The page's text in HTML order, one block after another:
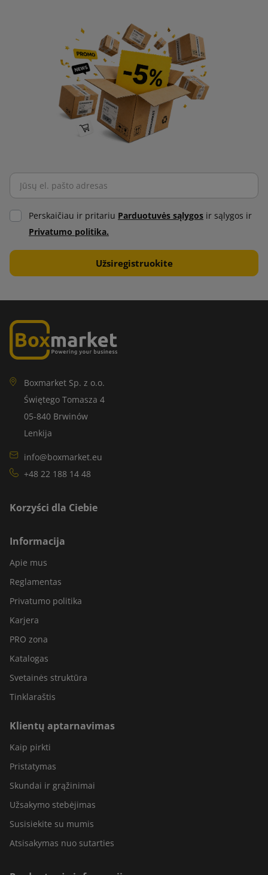
Perskaičiau ir pritariu Parduotuvės sąlygos ir sąlygos ir
Privatumo politika.
Boxmarket Sp. z o.o.
Świętego Tomasza 4
05-840 Brwinów
Lenkija
info@boxmarket.eu
+48 22 188 14 48
Korzyści dla Ciebie
Informacija
Apie mus
Reglamentas
Privatumo politika
Karjera
PRO zona
Katalogas
Svetainės struktūra
Tinklaraštis
Klientų aptarnavimas
Kaip pirkti
Pristatymas
Skundai ir grąžinimai
Užsakymo stebėjimas
Susisiekite su mumis
Atsisakymas nuo sutarties